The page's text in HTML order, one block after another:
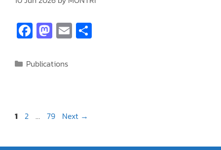
Fa
ce
b
M
as
to
n
E
m
Publications
1 2 … 79 Next →